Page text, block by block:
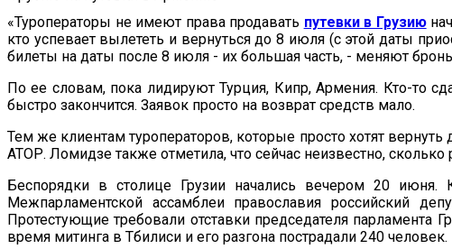
«Туроператоры не имеют права продавать путевки в Грузию
кто успевает вылететь и вернуться до 8 июля (с этой даты
билеты на даты после 8 июля - их большая часть, - меняют
По ее словам, пока лидируют Турция, Кипр, Армения. Кто-то
быстро закончится. Заявок просто на возврат средств мало.
Тем же клиентам туроператоров, которые просто хотят
АТОР. Ломидзе также отметила, что сейчас неизвестно,
Беспорядки в столице Грузии начались вечером 20
Межпарламентской ассамблеи православия российский
Протестующие требовали отставки председателя
время митинга в Тбилиси и его разгона пострадали 240 человек.